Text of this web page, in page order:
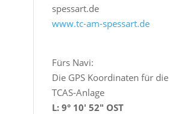
spessart.de
www.tc-am-spessart.de
Fürs Navi:
Die GPS Koordinaten für die
TCAS-Anlage
L: 9° 10′ 52″ OST